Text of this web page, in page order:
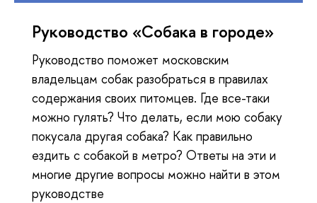
Руководство «Собака в городе»
Руководство поможет московским
владельцам собак разобраться в правилах
содержания своих питомцев. Где все-таки
можно гулять? Что делать, если мою собаку
покусала другая собака? Как правильно
ездить с собакой в метро? Ответы на эти и
многие другие вопросы можно найти в этом
руководстве